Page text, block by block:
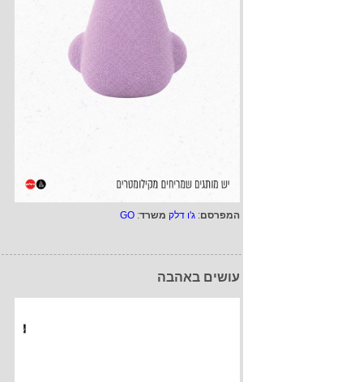
המפרסם: ג'ו דלק משרד:
GO
עושים באהבה